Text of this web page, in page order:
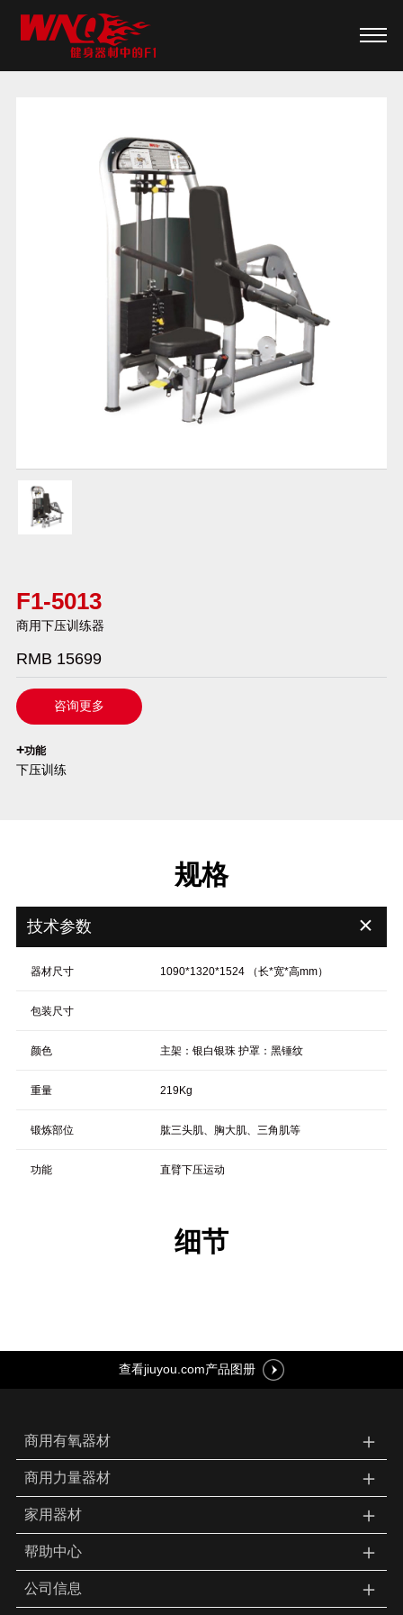
F1-5013
商用下压训练器
RMB 15699
咨询更多
`
+功能
下压训练
规格
技术参数 ＋
器材尺寸 1090*1320*1524 （长*宽*高mm）
包装尺寸
颜色 主架：银白银珠 护罩：黑锤纹
重量 219Kg
锻炼部位 肱三头肌、胸大肌、三角肌等
功能 直臂下压运动
细节
查看jiuyou.com产品图册
商用有氧器材 ＋
商用力量器材 ＋
家用器材 ＋
帮助中心 ＋
公司信息
＋